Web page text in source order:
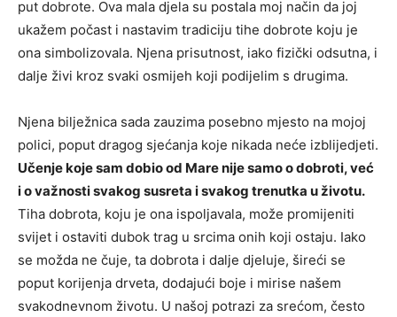
put dobrote. Ova mala djela su postala moj način da joj
ukažem počast i nastavim tradiciju tihe dobrote koju je
ona simbolizovala. Njena prisutnost, iako fizički odsutna, i
dalje živi kroz svaki osmijeh koji podijelim s drugima.
Njena bilježnica sada zauzima posebno mjesto na mojoj
polici, poput dragog sjećanja koje nikada neće izblijedjeti.
Učenje koje sam dobio od Mare nije samo o dobroti, već
i o važnosti svakog susreta i svakog trenutka u životu.
Tiha dobrota, koju je ona ispoljavala, može promijeniti
svijet i ostaviti dubok trag u srcima onih koji ostaju. Iako
se možda ne čuje, ta dobrota i dalje djeluje, šireći se
poput korijenja drveta, dodajući boje i mirise našem
svakodnevnom životu. U našoj potrazi za srećom, često